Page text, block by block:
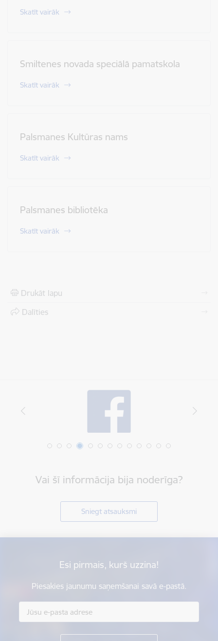
Skatīt vairāk
Smiltenes novada speciālā pamatskola
Skatīt vairāk
Palsmanes Kultūras nams
Skatīt vairāk
Palsmanes bibliotēka
Skatīt vairāk
Drukāt lapu
Dalīties
Vai šī informācija bija noderīga?
Sniegt atsauksmi
Esi pirmais, kurš uzzina!
Piesakies jaunumu saņemšanai savā e-pastā.